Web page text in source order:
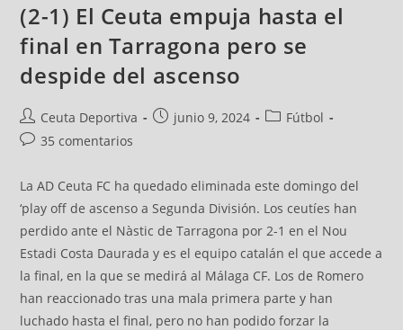
(2-1) El Ceuta empuja hasta el
final en Tarragona pero se
despide del ascenso
Ceuta Deportiva junio 9, 2024
Fútbol
35 comentarios
La AD Ceuta FC ha quedado eliminada este domingo del
‘play off de ascenso a Segunda División. Los ceutíes han
perdido ante el Nàstic de Tarragona por 2-1 en el Nou
Estadi Costa Daurada y es el equipo catalán el que accede a
la final, en la que se medirá al Málaga CF. Los de Romero
han reaccionado tras una mala primera parte y han
luchado hasta el final, pero no han podido forzar la